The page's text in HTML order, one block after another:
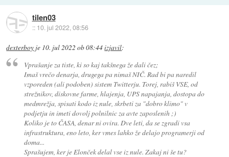
tilen03
:: 10. jul 2022, 08:56
dexterboy je 10. jul 2022 ob 08:44izjavil:
Vprašanje za tiste, ki so kaj takšnega že dali čez;
Imaš vrečo denarja, drugega pa nimaš NIČ. Rad bi pa naredil
vzporeden (ali podoben) sistem Twitterju. Torej, rabiš VSE, od
strežnikov, diskovne farme, hlajenja, UPS napajanja, dostopa do
medmrežja, spisati kodo iz nule, skrbeti za "dobro klimo" v
podjetju in imeti dovolj polnilnic za avte zaposlenih ;)
Koliko je to ČASA, denar ni ovira. Dve leti, da se zgradi vsa
infrastruktura, eno leto, ker vmes lahko že delajo programerji od
doma...
Sprašujem, ker je Elonček delal vse iz nule. Zakaj ni še tu?